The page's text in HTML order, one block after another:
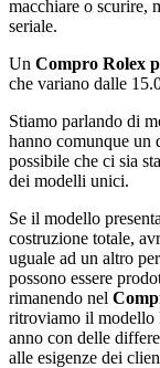
macchiare o scurire,
seriale.
Un Compro Rolex
che variano dalle
Stiamo parlando di
hanno comunque un
possibile che ci sia
dei modelli unici.
Se il modello
costruzione totale,
uguale ad un altro
possono essere
rimanendo nel
ritroviamo il modello
anno con delle
alle esigenze dei